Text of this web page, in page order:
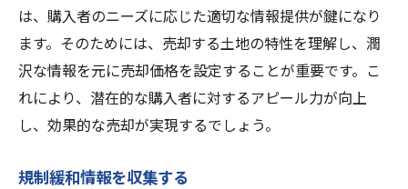
は、購入者のニーズに応じた適切な情報提供が鍵になり
ます。そのためには、売却する土地の特性を理解し、潤
沢な情報を元に売却価格を設定することが重要です。こ
れにより、潜在的な購入者に対するアピール力が向上
し、効果的な売却が実現するでしょう。
規制緩和情報を収集する